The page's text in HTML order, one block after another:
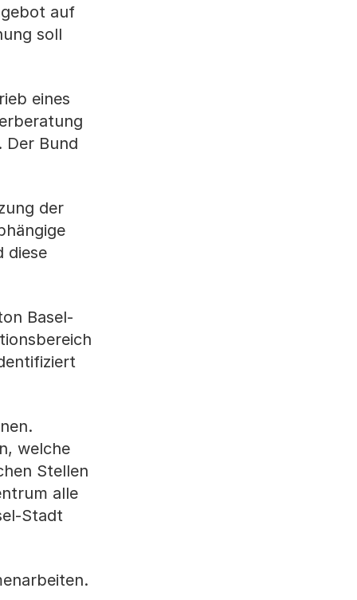
auf
soll
eines
Der Bund
der
diese
Basel-
welche
Stellen
alle
Stadt